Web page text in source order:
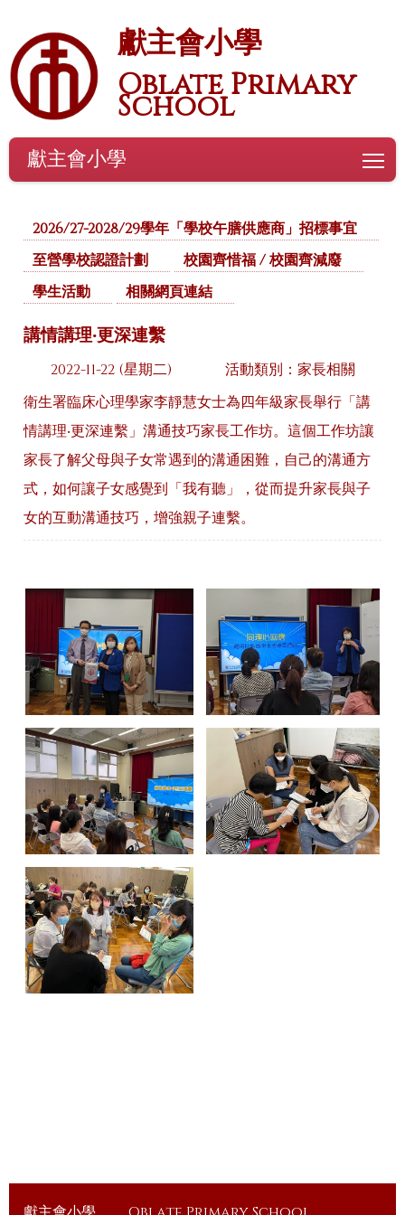
獻主會小學
Oblate Primary
School
獻主會小學
2026/27-2028/29學年「學校午膳供應商」招標事宜
至營學校認證計劃
校園齊惜福 / 校園齊減廢
學生活動
相關網頁連結
講情講理‧更深連繫
2022-11-22 (星期二)
活動類別：家長相關
衛生署臨床心理學家李靜慧女士為四年級家長舉行「講
情講理‧更深連繫」溝通技巧家長工作坊。這個工作坊讓
家長了解父母與子女常遇到的溝通困難，自己的溝通方
式，如何讓子女感覺到「我有聽」，從而提升家長與子
女的互動溝通技巧，增強親子連繫。